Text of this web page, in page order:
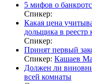
5 мифов о
Спикер:
Какая цена
дольщика в реестр
Спикер:
Принят первый
Спикер: Кашаев
Должен ли
всей комнаты